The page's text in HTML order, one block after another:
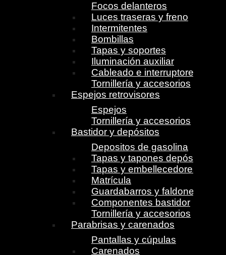
Focos delanteros
Luces traseras y freno
Intermitentes
Bombillas
Tapas y soportes
Iluminación auxiliar
Cableado e interruptores
Tornillería y accesorios
Espejos retrovisores
Espejos
Tornillería y accesorios
Bastidor y depósitos
Depositos de gasolina
Tapas y tapones depósito
Tapas y embellecedores
Matrícula
Guardabarros y faldones
Componentes bastidor
Tornillería y accesorios
Parabrisas y carenados
Pantallas y cúpulas
Carenados